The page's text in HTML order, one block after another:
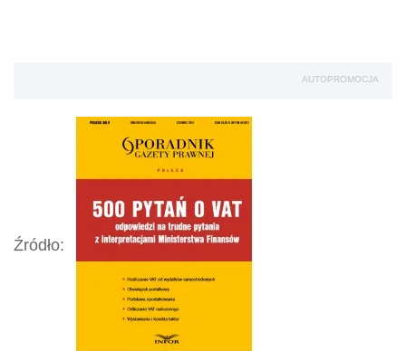
AUTOPROMOCJA
Źródło: